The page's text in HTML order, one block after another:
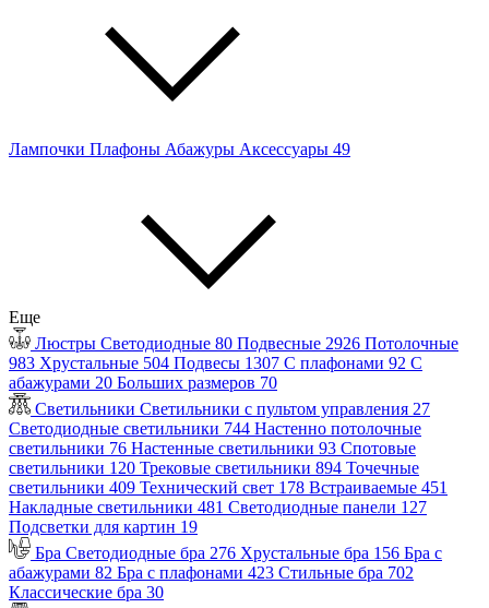
Лампочки Плафоны Абажуры Аксессуары 49
Еще
Люстры Светодиодные 80 Подвесные 2926 Потолочные
983 Хрустальные 504 Подвесы 1307 С плафонами 92 С
абажурами 20 Больших размеров 70
Светильники Светильники с пультом управления 27
Светодиодные светильники 744 Настенно потолочные
светильники 76 Настенные светильники 93 Спотовые
светильники 120 Трековые светильники 894 Точечные
светильники 409 Технический свет 178 Встраиваемые 451
Накладные светильники 481 Светодиодные панели 127
Подсветки для картин 19
Бра Светодиодные бра 276 Хрустальные бра 156 Бра с
абажурами 82 Бра с плафонами 423 Стильные бра 702
Классические бра 30